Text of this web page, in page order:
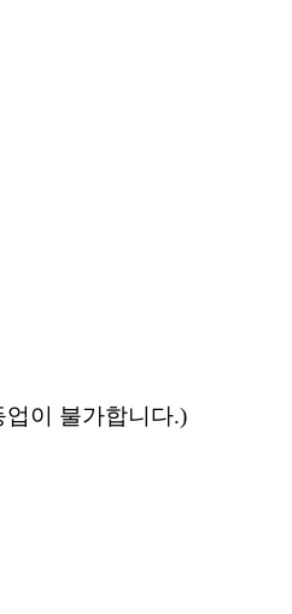
이 불가합니다.)